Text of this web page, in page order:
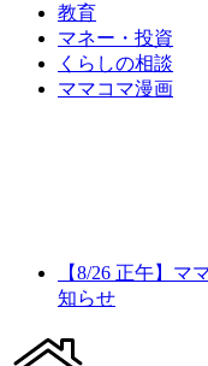
教育
マネー・投資
くらしの相談
ママコマ漫画
【8/26 正午】マ
知らせ